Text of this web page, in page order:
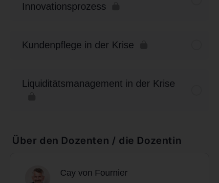
Innovationsprozess
Kundenpflege in der Krise
Liquiditätsmanagement in der Krise
Über den Dozenten / die Dozentin
Cay von Fournier